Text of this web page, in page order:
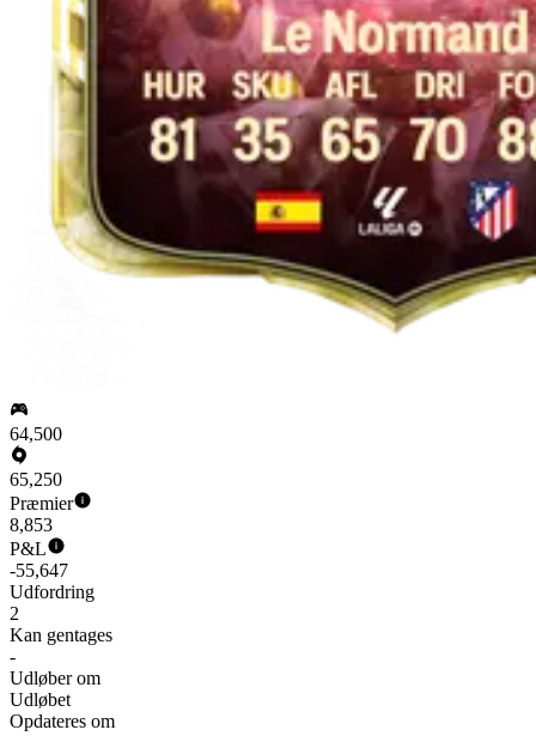
64,500
65,250
Præmier
8,853
P&L
-55,647
Udfordring
2
Kan gentages
-
Udløber om
Udløbet
Opdateres om